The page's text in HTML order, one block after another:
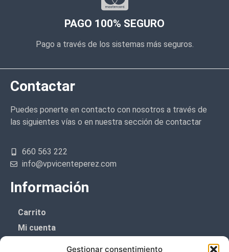
Gestionar consentimiento
PAGO 100% SEGURO
Pago a través de los sistemas más seguros.
Contactar
Puedes ponerte en contacto con nosotros a través de
las siguientes vías o en nuestra sección de contactar
660 563 222
info@vpvicenteperez.com
Información
Carrito
Mi cuenta